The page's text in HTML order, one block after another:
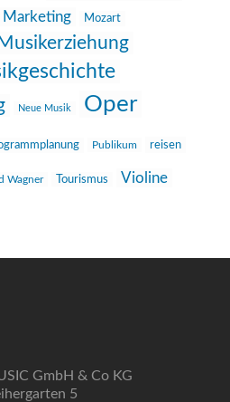
Marketing Mozart
Musikerziehung
Neue Musik Oper
Publikum reisen
Wagner Tourismus Violine
GmbH & Co KG
5